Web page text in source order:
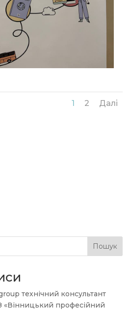
1 2 Далі
Пошук
технічний консультант
«Вінницький професійний